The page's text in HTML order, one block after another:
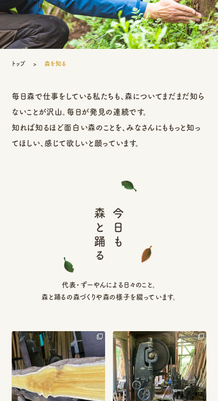
トップ 森を知る
毎日森で仕事をしている私たちも、森についてまだまだ知ら
ないことが沢山。毎日が発見の連続です。
知れば知るほど面白い森のことを、みなさんにももっと知っ
てほしい、感じて欲しいと願っています。
今日も
森と踊る
代表・ずーやんによる日々のこと。
森と踊るの森づくりや森の様子を綴っています。